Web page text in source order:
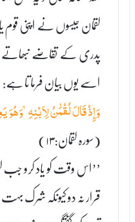
لقمان جیسوں نے اپنی
پدری کے تقاضے
اسے یوں بیان فرما تا ہے:
وَإِذۡ قَالَ لُقۡمَٰنُ لِٱبۡنِهِۦ
(سورہ لقمان:۱۳)
’’اس وقت کو یاد کرو
قرار نہ دو کیونکہ شرک